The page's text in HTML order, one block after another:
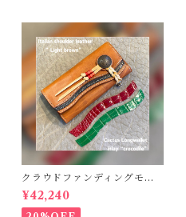
クラウドファンディングモデ
ル！Cactus・カクタス ロン
グウォレット（CWBL-03）
インレイ・クロコダイル × イ
¥42,240